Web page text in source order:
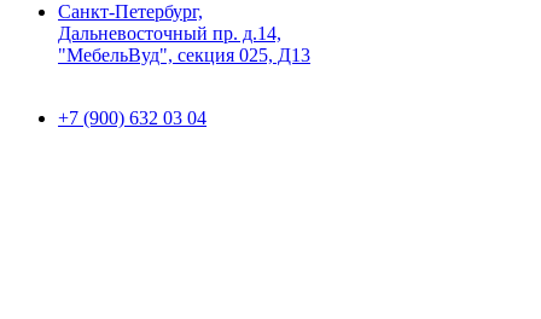
Санкт-Петербург,
Дальневосточный пр. д.14,
"МебельВуд", секция 025, Д13
+7 (900) 632 03 04